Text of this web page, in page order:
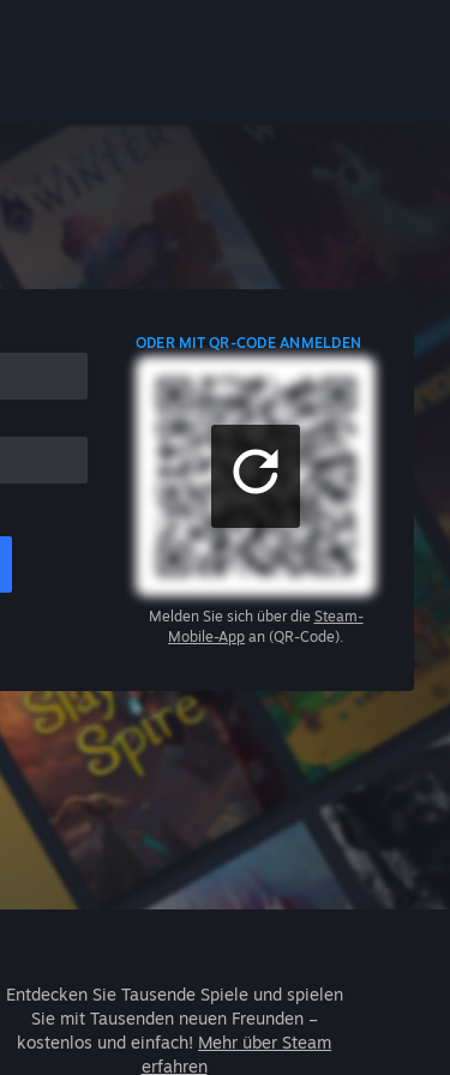
ODER MIT QR-CODE ANMELDEN
Melden Sie sich über die Steam-
Mobile-App an (QR-Code).
Entdecken Sie Tausende Spiele und spielen
Sie mit Tausenden neuen Freunden –
kostenlos und einfach! Mehr über Steam
erfahren